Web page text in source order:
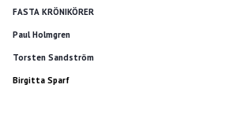
FASTA KRÖNIKÖRER
Paul Holmgren
Torsten Sandström
Birgitta Sparf